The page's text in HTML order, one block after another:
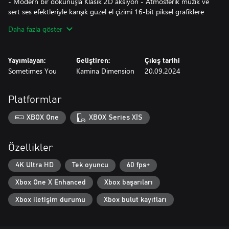
sert ses efektleriyle karışık güzel el çizimi 16-bit piksel grafiklere
- Gizemli gezegenleri keşfedin - 4 farklı ve benzersiz gezegene
unutmayın.
- MAG'ınızı yükseltin - MAG'ınızın savaş yeteneğine çeşitlilik
Birçoğu isteğe bağlı ve iyi saklıdır!
- MindSeize dünyasına dalmak - Profesyonel bir senaryo yazarı
tarafından yazılan hikayeyi takip edin, benzersiz bir dizi karakterle
tanışın ve gezegenler ve faunaları hakkında geniş log kitabını
Daha fazla göster
Yayımlayan:
Sometimes You
Geliştiren:
Kamina Dimension
Çıkış tarihi
20.09.2024
Platformlar
XBOX One XBOX Series X|S
Özellikler
4K Ultra HD Tek oyuncu 60 fps+
Xbox One X Enhanced Xbox başarıları
Xbox iletişim durumu Xbox bulut kayıtları